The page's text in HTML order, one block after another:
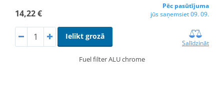
14,22 €
Pēc pasūtījuma
jūs saņemsiet 09. 09.
Ielikt grozā
Salīdzināt
Fuel filter ALU chrome